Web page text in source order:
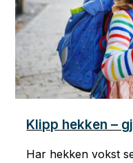
Klipp hekken –
Har hekken vokst